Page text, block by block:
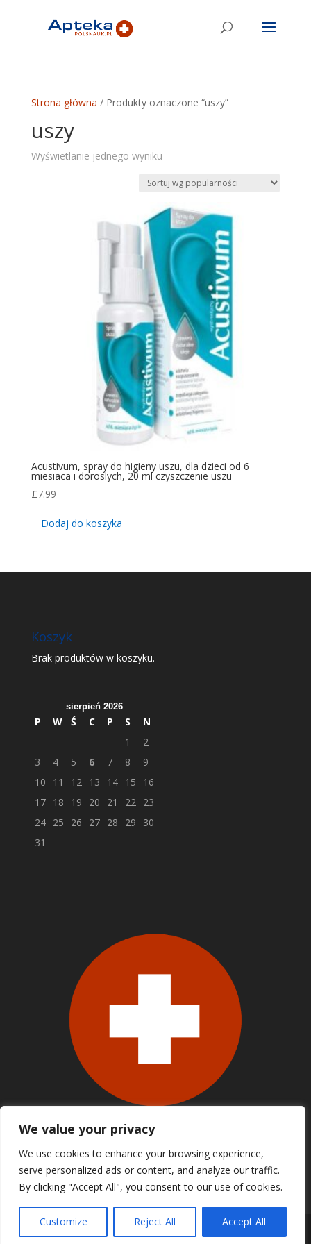
We value your privacy
We use cookies to enhance your browsing experience,
serve personalized ads or content, and analyze our traffic.
By clicking "Accept All", you consent to our use of cookies.
Customize Reject All Accept All
Strona główna / Produkty oznaczone “uszy”
uszy
Wyświetlanie jednego wyniku
Acustivum, spray do higieny uszu, dla dzieci od 6
miesiaca i doroslych, 20 ml czyszczenie uszu
£7.99
Dodaj do koszyka
Koszyk
Brak produktów w koszyku.
sierpień 2026
P W Ś C P S
N
1
2
3
4 5 6 7 8
9
10
11 12 13 14 15
16
17 18 19 20 21 22 23
24 25 26 27 28 29
30
31
© APTEKAPOLSKAUK.PL